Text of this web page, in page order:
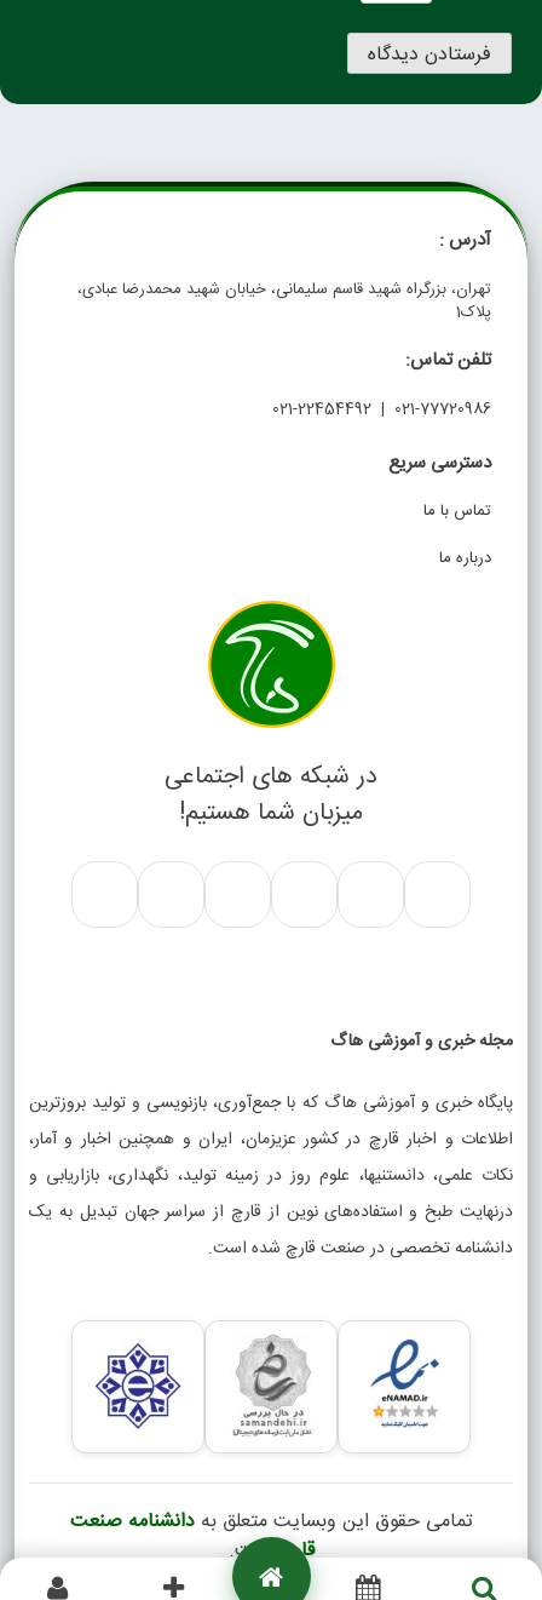
آدرس :
تهران، بزرگراه شهید قاسم سلیمانی، خیابان شهید محمدرضا عبادی،
پلاک1
تلفن تماس:
021-77720986 | 021-22454492
دسترسی سریع
تماس با ما
درباره ما
در شبکه های اجتماعی
میزبان شما هستیم!
مجله خبری و آموزشی هاگ
پایگاه خبری و آموزشی هاگ که با جمع‌آوری، بازنویسی و تولید بروزترین
اطلاعات و اخبار قارچ در کشور عزیزمان، ایران و همچنین اخبار و آمار،
نکات علمی، دانستنیها، علوم روز در زمینه تولید، نگهداری، بازاریابی و
درنهایت طبخ و استفاده‌های نوین از قارچ از سراسر جهان تبدیل به یک
دانشنامه تخصصی در صنعت قارچ شده است.
تمامی حقوق این وبسایت متعلق بهدانشنامه صنعت
قارچ
است.